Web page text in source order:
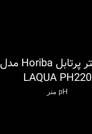
pH متر پرتابل Horiba مدل
LAQUA PH220
pH متر